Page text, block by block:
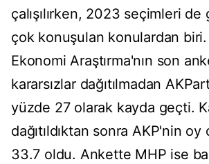
çalışılırken, 2023 seçimleri
çok konuşulan konulardan
Ekonomi Araştırma'nın son
kararsızlar dağıtılmadan
yüzde 27 olarak kayda geçti.
dağıtıldıktan sonra AKP'nin oy
33.7 oldu. Ankette MHP ise